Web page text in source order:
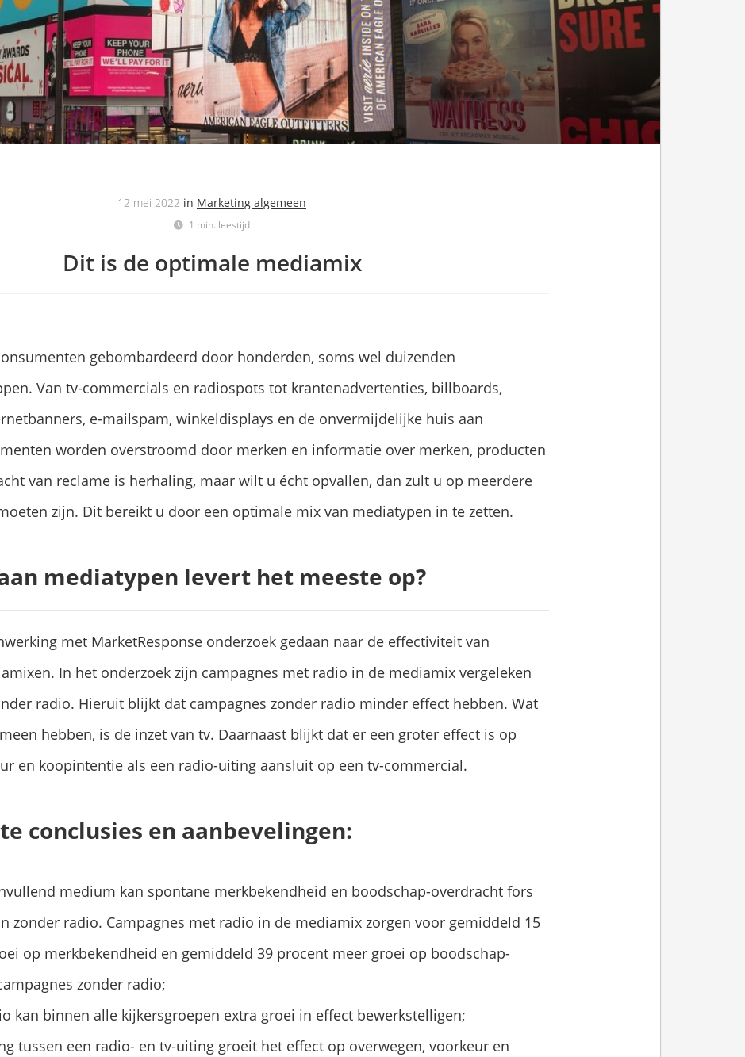
12 mei 2022 in Marketing algemeen
1 min. leestijd
Dit is de optimale mediamix
gebombardeerd door honderden, soms wel duizenden
Van tv-commercials en radiospots tot krantenadvertenties, billboards,
e-mailspam, winkeldisplays en de onvermijdelijke huis aan
worden overstroomd door merken en informatie over merken, producten
van reclame is herhaling, maar wilt u écht opvallen, dan zult u op meerdere
zijn. Dit bereikt u door een optimale mix van mediatypen in te zetten.
mediatypen levert het meeste op?
met MarketResponse onderzoek gedaan naar de effectiviteit van
In het onderzoek zijn campagnes met radio in de mediamix vergeleken
radio. Hieruit blijkt dat campagnes zonder radio minder effect hebben. Wat
hebben, is de inzet van tv. Daarnaast blijkt dat er een groter effect is op
en koopintentie als een radio-uiting aansluit op een tv-commercial.
conclusies en aanbevelingen:
medium kan spontane merkbekendheid en boodschap-overdracht fors
zonder radio. Campagnes met radio in de mediamix zorgen voor gemiddeld 15
op merkbekendheid en gemiddeld 39 procent meer groei op boodschap-
zonder radio;
kan binnen alle kijkersgroepen extra groei in effect bewerkstelligen;
tussen een radio- en tv-uiting groeit het effect op overwegen, voorkeur en